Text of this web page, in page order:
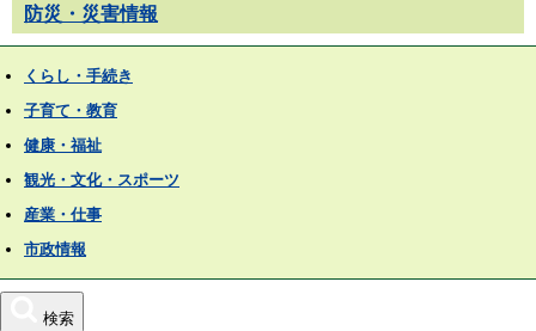
防災・災害情報
くらし・手続き
子育て・教育
健康・福祉
観光・文化・スポーツ
産業・仕事
市政情報
検索